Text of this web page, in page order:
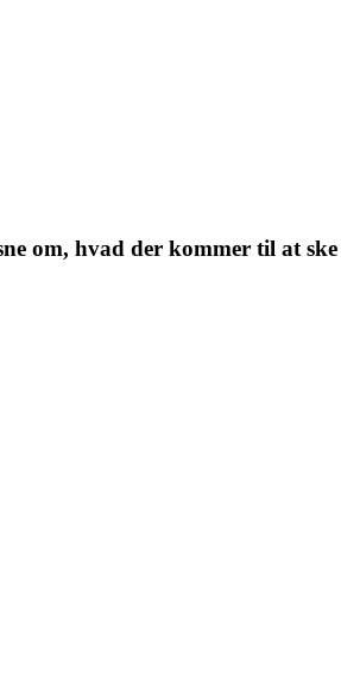
om, hvad der kommer til at